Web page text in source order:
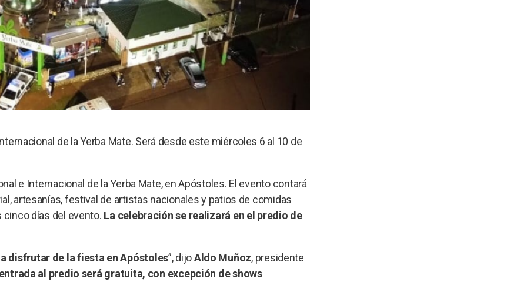
de la Yerba Mate. Será desde este miércoles 6 al 10 de
e Internacional de la Yerba Mate, en Apóstoles. El evento contará
artesanías, festival de artistas nacionales y patios de comidas
días del evento. La celebración se realizará en el predio de
disfrutar de la fiesta en Apóstoles”, dijoAldo Muñoz, presidente
al predio será gratuita, con excepción de shows